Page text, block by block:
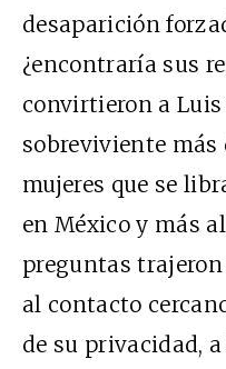
desaparición
¿encontraría sus
convirtieron a
sobreviviente
mujeres que se
en México y más
preguntas
al contacto
de su privacidad,